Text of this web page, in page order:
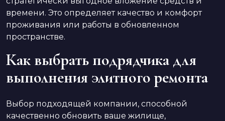
времени. Это определяет качество и комфорт
проживания или работы в обновленном
пространстве.
Как выбрать подрядчика для
выполнения элитного ремонта
Выбор подходящей компании, способной
качественно обновить ваше жилище,